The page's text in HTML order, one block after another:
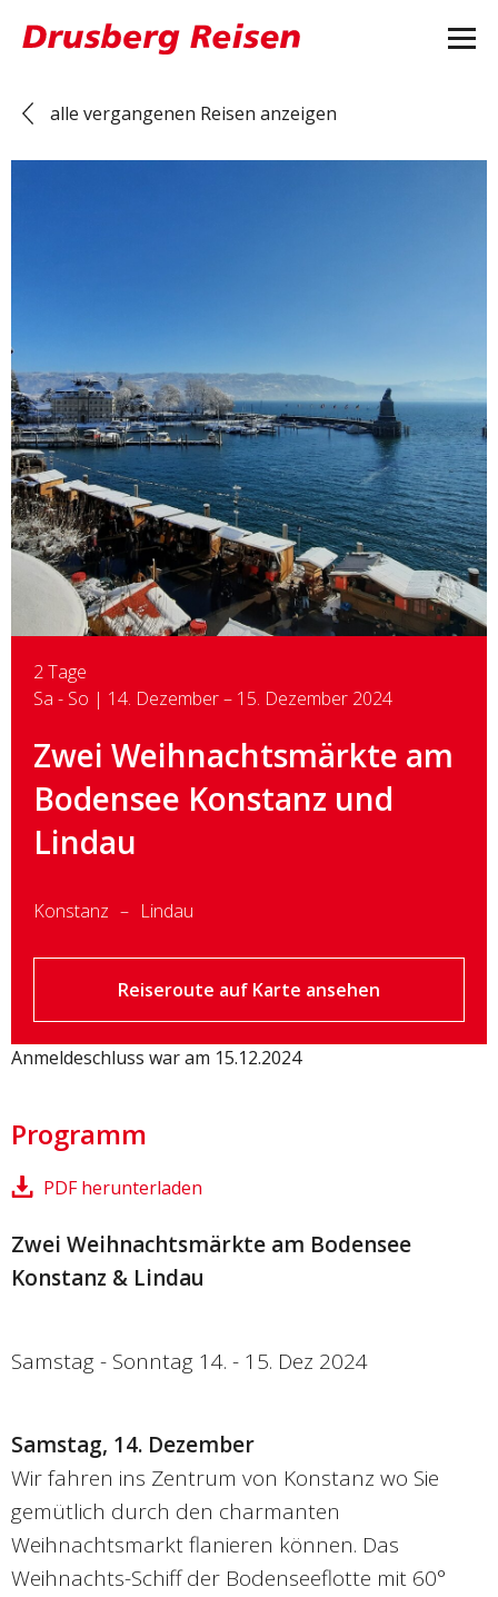
alle vergangenen Reisen anzeigen
2 Tage
Sa - So | 14. Dezember – 15. Dezember 2024
Zwei Weihnachtsmärkte am
Bodensee Konstanz und
Lindau
Konstanz Lindau
Reiseroute auf Karte ansehen
Anmeldeschluss war am 15.12.2024
Programm
PDF herunterladen
Zwei Weihnachtsmärkte am Bodensee
Konstanz & Lindau
Samstag - Sonntag 14. - 15. Dez 2024
Samstag, 14. Dezember
Wir fahren ins Zentrum von Konstanz wo Sie
gemütlich durch den charmanten
Weihnachtsmarkt flanieren können. Das
Weihnachts-Schiff der Bodenseeflotte mit 60°